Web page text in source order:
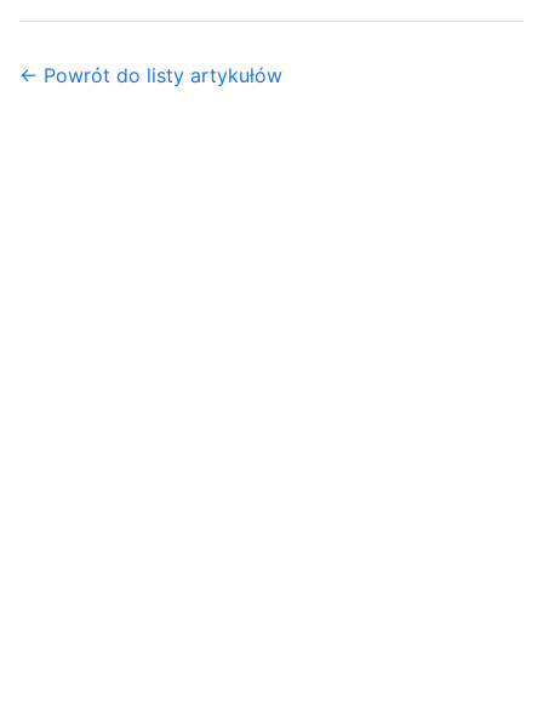
← Powrót do listy artykułów